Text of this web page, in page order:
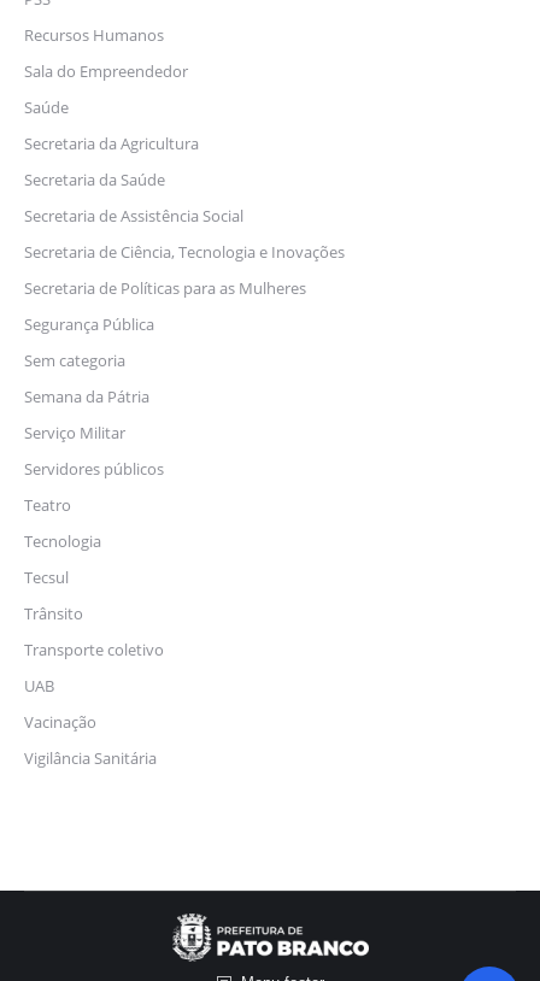
Recursos Humanos
Sala do Empreendedor
Saúde
Secretaria da Agricultura
Secretaria da Saúde
Secretaria de Assistência Social
Secretaria de Ciência, Tecnologia e Inovações
Secretaria de Políticas para as Mulheres
Segurança Pública
Sem categoria
Semana da Pátria
Serviço Militar
Servidores públicos
Teatro
Tecnologia
Tecsul
Trânsito
Transporte coletivo
UAB
Vacinação
Vigilância Sanitária